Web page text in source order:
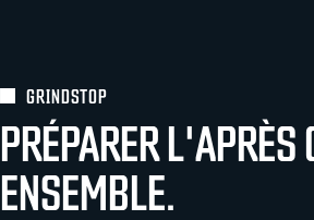
GRINDSTOP
PRÉPARER
ENSEMBLE.